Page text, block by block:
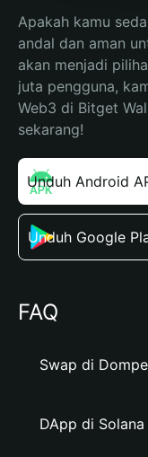
Apakah kamu
andal dan aman
akan menjadi
juta pengguna,
Web3 di Bitget
sekarang!
Unduh Android
Unduh Google
FAQ
Swap di
DApp di Solana